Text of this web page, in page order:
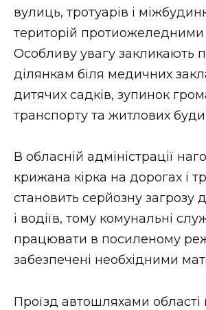
вулиць, тротуарів і
територій протиожеледними
Особливу увагу закликають
ділянкам біля медичних
дитячих садків, зупинок
транспорту та житлових
В обласній адміністрації
крижана кірка на дорогах і
становить серйозну загрозу
і водіїв, тому комунальні
працювати в посиленому
забезпечені необхідними
Проїзд автошляхами області